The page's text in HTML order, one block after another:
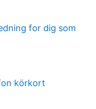
for dig som
körkort